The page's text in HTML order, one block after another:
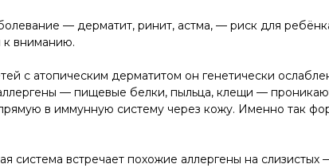
— дерматит, ринит, астма, — риск для
к вниманию.
с атопическим дерматитом он генетически
— пищевые белки, пыльца, клещи —
в иммунную систему через кожу. Именно так
встречает похожие аллергены на